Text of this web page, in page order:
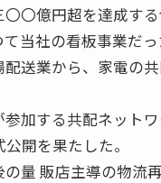
〇億円超を達成する
当社の看板事業だ
送業から、家電の
加する共配ネット
開を果たした。
量 販店主導の物流